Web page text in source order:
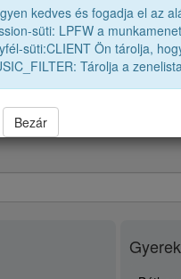
kedves és fogadja el az
süti: LPFW a
süti:CLIENT Ön tárolja,
Tárolja a
Bezár